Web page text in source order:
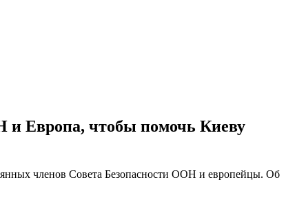
и Европа, чтобы помочь Киеву
членов Совета Безопасности ООН и европейцы. Об